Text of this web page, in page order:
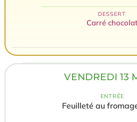
DESSERT
Carré chocolat
VENDREDI 13
ENTRÉE
Feuilleté au